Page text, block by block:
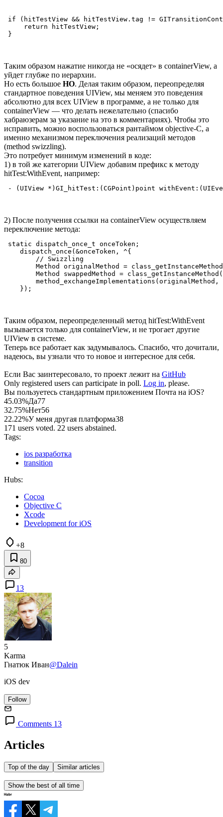
if (hitTestView && hitTestView.tag !=
     return hitTestView;
Таким образом нажатие никогда не «осядет» в containerView, а
уйдет глубже по иерархии.
Но есть большое НО. Делая таким образом, переопределяя
стандартное поведения UIView, мы меняем это поведения
абсолютно для всех UIView в программе, а не только для
containerView — что делать нежелательно (спасибо
хабраюзерам за указание на это в комментариях). Чтобы это
исправить, можно воспользоваться рантаймом objective-C, а
именно механизмом переключения реализаций методов
(method swizzling).
Это потребует минимум изменений в коде:
1) в той же категории UIView добавим префикс к методу
hitTest:WithEvent, например:
- (UIView *)GI_hitTest:(CGPoint)point
2) После получения ссылки на containerView осуществляем
переключение метода:
static dispatch_once_t onceToken;
    dispatch_once(&onceToken, ^{
        // Swizzling
Method originalMethod =
Method swappedMethod =
method_exchangeImplementations(originalMethod,
Таким образом, переопределенный метод hitTest:WithEvent
вызывается только для containerView, и не трогает другие
UIView в системе.
Теперь все работает как задумывалось. Спасибо, что дочитали,
надеюсь, вы узнали что то новое и интересное для себя.
Если Вас заинтересовало, то проект лежит на GitHub
Only registered users can participate in poll. Log in, please.
Вы пользуетесь стандартным приложением Почта на iOS?
45.03%Да77
32.75%Нет56
22.22%У меня другая платформа38
171 users voted. 22 users abstained.
Tags:
ios разработка
transition
Hubs:
Cocoa
Objective C
Xcode
Development for iOS
+8
80
13
5
Karma
Гнатюк Иван@Dalein
iOS dev
Follow
Comments 13
Articles
Top of the day Similar articles
Show the best of all time